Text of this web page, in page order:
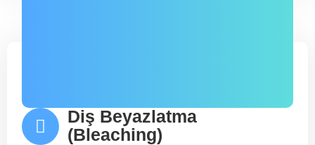
Diş Beyazlatma
(Bleaching)